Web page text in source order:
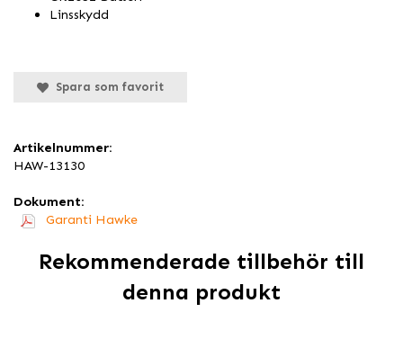
Linsskydd
Spara som favorit
Artikelnummer:
HAW-13130
Dokument:
Garanti Hawke
Rekommenderade tillbehör till
denna produkt